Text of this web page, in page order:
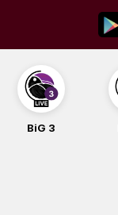
content
BiG 3